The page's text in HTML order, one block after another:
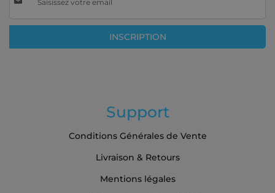
lettre
:
INSCRIPTION
Support
Conditions Générales de Vente
Livraison & Retours
Mentions légales